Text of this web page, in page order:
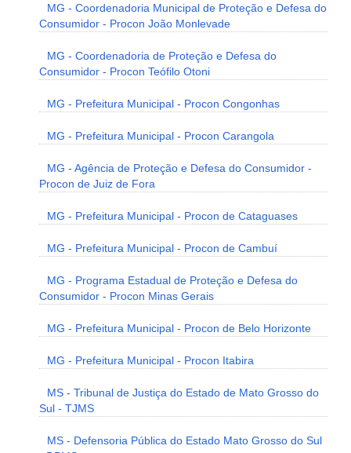
MG - Coordenadoria Municipal de Proteção e Defesa do
Consumidor - Procon João Monlevade
MG - Coordenadoria de Proteção e Defesa do
Consumidor - Procon Teófilo Otoni
MG - Prefeitura Municipal - Procon Congonhas
MG - Prefeitura Municipal - Procon Carangola
MG - Agência de Proteção e Defesa do Consumidor -
Procon de Juiz de Fora
MG - Prefeitura Municipal - Procon de Cataguases
MG - Prefeitura Municipal - Procon de Cambuí
MG - Programa Estadual de Proteção e Defesa do
Consumidor - Procon Minas Gerais
MG - Prefeitura Municipal - Procon de Belo Horizonte
MG - Prefeitura Municipal - Procon Itabira
MS - Tribunal de Justiça do Estado de Mato Grosso do
Sul - TJMS
MS - Defensoria Pública do Estado Mato Grosso do Sul